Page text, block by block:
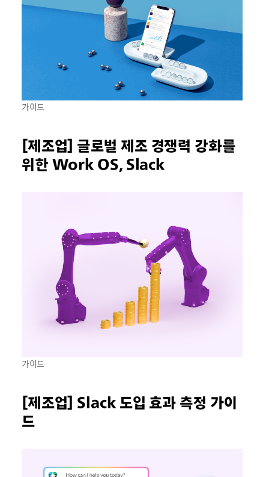
가이드
[제조업] 글로벌 제조 경쟁력 강화를
위한 Work OS, Slack
가이드
[제조업] Slack 도입 효과 측정 가이
드